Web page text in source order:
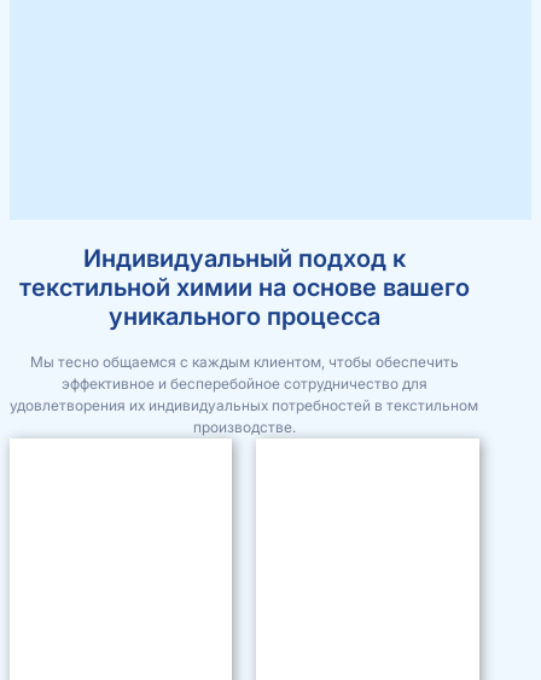
Индивидуальный подход к
текстильной химии на основе вашего
уникального процесса
Мы тесно общаемся с каждым клиентом, чтобы обеспечить
эффективное и бесперебойное сотрудничество для
удовлетворения их индивидуальных потребностей в текстильном
производстве.